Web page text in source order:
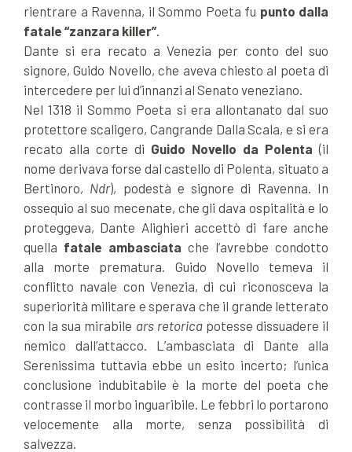
rientrare a Ravenna, il Sommo Poeta fu punto dalla
fatale “zanzara killer”
Dante si era recato a Venezia per conto del suo
signore, Guido Novello, che aveva chiesto al poeta di
intercedere per lui d’innanzi al Senato veneziano.
Nel 1318 il Sommo Poeta si era allontanato dal suo
protettore scaligero, Cangrande Dalla Scala, e si era
recato alla corte di Guido Novello da Polenta (il
nome derivava forse dal castello di Polenta, situato a
Bertinoro, Ndr), podestà e signore di Ravenna. In
ossequio al suo mecenate, che gli dava ospitalità e lo
proteggeva, Dante Alighieri accettò di fare anche
quella fatale ambasciata che l’avrebbe condotto
alla morte prematura. Guido Novello temeva il
conflitto navale con Venezia, di cui riconosceva la
superiorità militare e sperava che il grande letterato
con la sua mirabile ars retoricapotesse dissuadere il
nemico dall’attacco. L’ambasciata di Dante alla
Serenissima tuttavia ebbe un esito incerto; l’unica
conclusione indubitabile è la morte del poeta che
contrasse il morbo inguaribile. Le febbri lo portarono
velocemente alla morte, senza possibilità di
salvezza.